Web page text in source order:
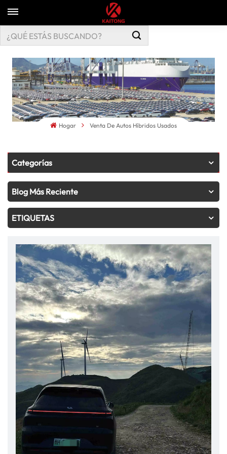
Hogar Venta De Autos Híbridos Usados
Categorías
Blog Más Reciente
ETIQUETAS